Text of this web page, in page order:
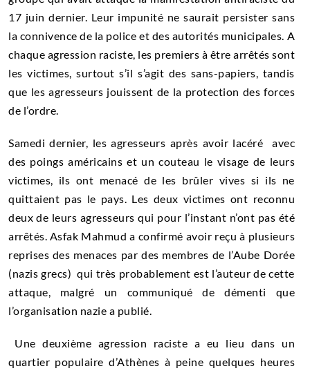
17 juin dernier. Leur impunité ne saurait persister sans
la connivence de la police et des autorités municipales. A
chaque agression raciste, les premiers à être arrêtés sont
les victimes, surtout s’il s’agit des sans-papiers, tandis
que les agresseurs jouissent de la protection des forces
de l’ordre.
Samedi dernier, les agresseurs après avoir lacéré avec
des poings américains et un couteau le visage de leurs
victimes, ils ont menacé de les brûler vives si ils ne
quittaient pas le pays. Les deux victimes ont reconnu
deux de leurs agresseurs qui pour l’instant n’ont pas été
arrêtés. Asfak Mahmud a confirmé avoir reçu à plusieurs
reprises des menaces par des membres de l’Aube Dorée
(nazis grecs) qui très probablement est l’auteur de cette
attaque, malgré un communiqué de démenti que
l’organisation nazie a publié.
Une deuxième agression raciste a eu lieu dans un
quartier populaire d’Athènes à peine quelques heures